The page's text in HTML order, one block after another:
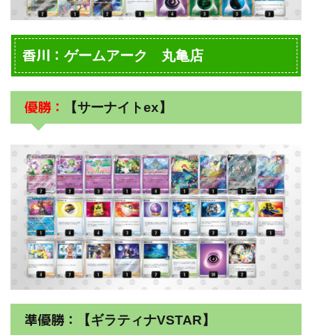
香川： ゲームアーク 丸亀店
優勝： 【サーナイトex】
準優勝： 【ギラティナVSTAR】